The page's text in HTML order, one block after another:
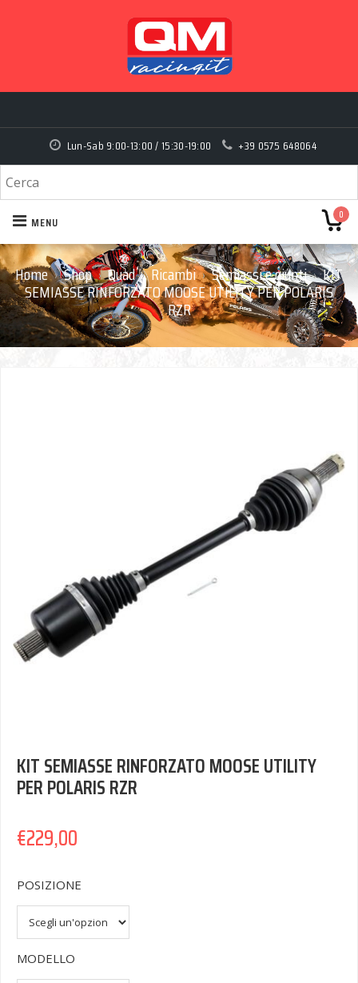
Lun-Sab 9:00-13:00 / 15:30-19:00 +39 0575 648064
0
MENU
Home › Shop › Quad › Ricambi › Semiassi e giunti › KIT
SEMIASSE RINFORZATO MOOSE UTILITY PER POLARIS
RZR
KIT SEMIASSE RINFORZATO MOOSE UTILITY
PER POLARIS RZR
€229,00
POSIZIONE
MODELLO